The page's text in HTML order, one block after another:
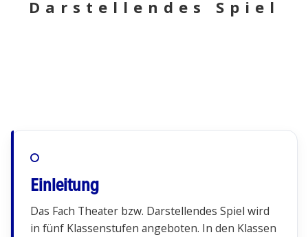
Darstellendes Spiel
Einleitung
Das Fach Theater bzw. Darstellendes Spiel wird
in fünf Klassenstufen angeboten. In den Klassen